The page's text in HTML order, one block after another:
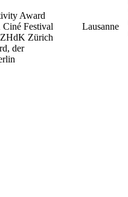
Award
Ciné Festival Lausanne
ZHdK Zürich
Award, der